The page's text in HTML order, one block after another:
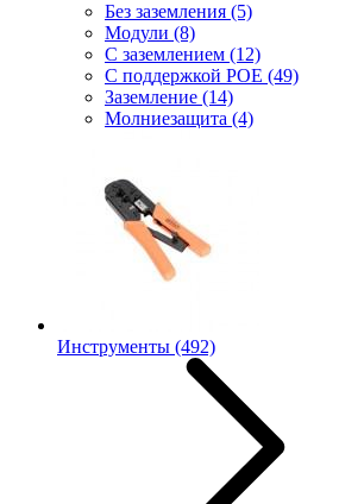
Без заземления (5)
Модули (8)
С заземлением (12)
С поддержкой POE (49)
Заземление (14)
Молниезащита (4)
Инструменты (492)